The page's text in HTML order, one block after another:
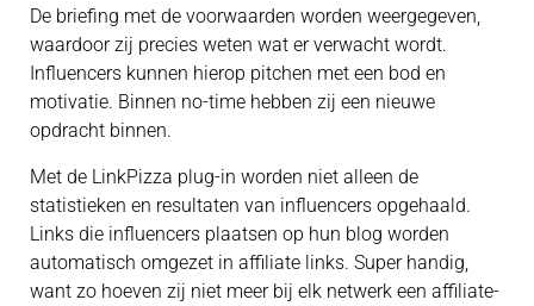
De briefing met de voorwaarden worden weergegeven,
waardoor zij precies weten wat er verwacht wordt.
Influencers kunnen hierop pitchen met een bod en
motivatie. Binnen no-time hebben zij een nieuwe
opdracht binnen.
Met de LinkPizza plug-in worden niet alleen de
statistieken en resultaten van influencers opgehaald.
Links die influencers plaatsen op hun blog worden
automatisch omgezet in affiliate links. Super handig,
want zo hoeven zij niet meer bij elk netwerk een affiliate-